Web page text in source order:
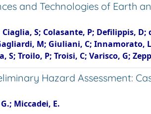
and Technologies of Earth
S; Colasante, P; Defilippis, D;
M; Giuliani, C;
S; Troilo, P; Troisi, C; Varisco, G;
Hazard Assessment:
Miccadei, E.